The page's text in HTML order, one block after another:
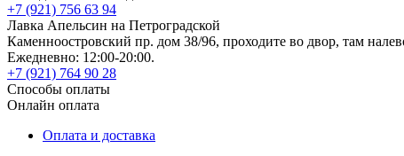
+7 (921) 756 63 94
Лавка Апельсин на Петроградской
Каменноостровский пр. дом 38/96, проходите во двор, там
Ежедневно: 12:00-20:00.
+7 (921) 764 90 28
Способы оплаты
Онлайн оплата
Оплата и доставка